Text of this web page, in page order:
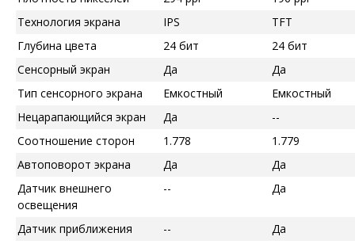
Технология экрана
IPS
TFT
Глубина цвета
24 бит
24 бит
Сенсорный экран
Да
Да
Тип сенсорного экрана
Емкостный
Емкостный
Нецарапающийся экран
Да
--
Соотношение сторон
1.778
1.779
Автоповорот экрана
Да
Да
Датчик внешнего
освещения
-- Да
Датчик приближения -- Да